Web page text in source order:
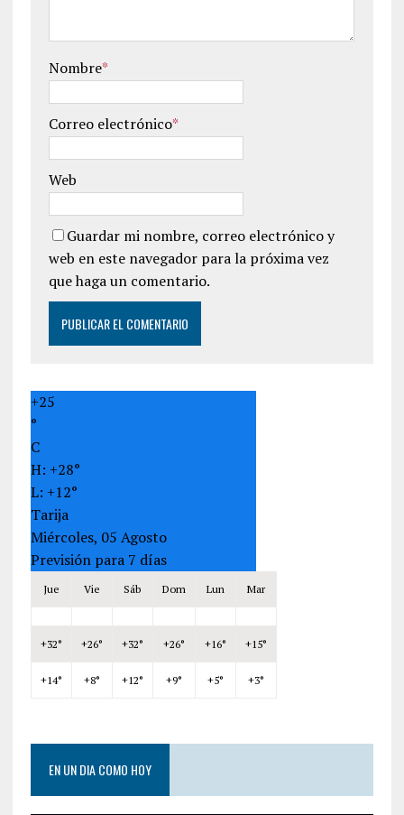
Nombre*
Correo electrónico*
Web
Guardar mi nombre, correo electrónico y
web en este navegador para la próxima vez
que haga un comentario.
+25
°
C
H: +28°
L: +12°
Tarija
Miércoles, 05 Agosto
Previsión para 7 días
Jue Vie Sáb Dom Lun Mar
+32° +26° +32° +26° +16° +15°
+14° +8° +12° +9° +5° +3°
EN UN DIA COMO HOY